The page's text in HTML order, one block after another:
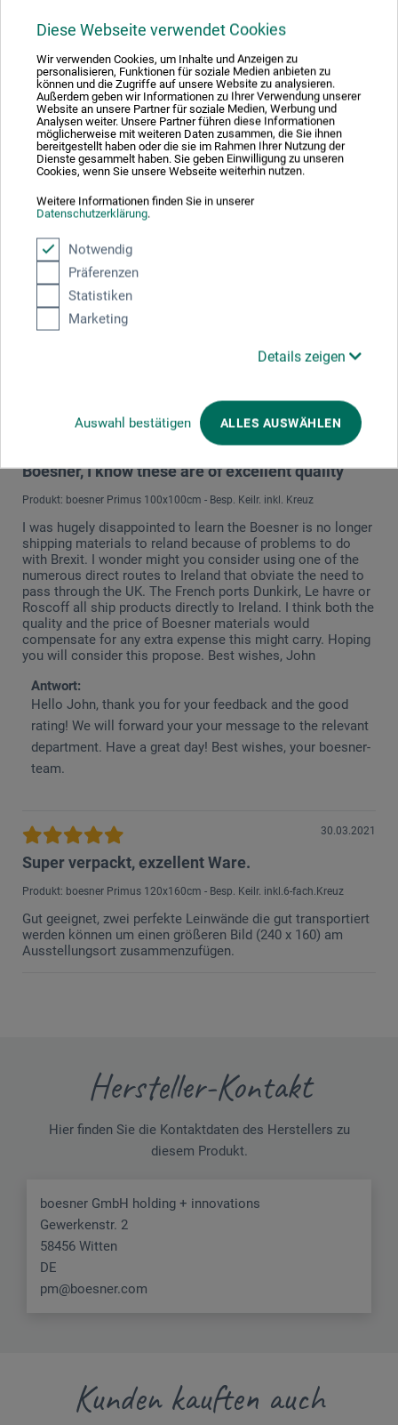
Diese Webseite verwendet Cookies
Wir verwenden Cookies, um Inhalte und Anzeigen zu
personalisieren, Funktionen für soziale Medien anbieten zu
können und die Zugriffe auf unsere Website zu analysieren.
Außerdem geben wir Informationen zu Ihrer Verwendung unserer
Website an unsere Partner für soziale Medien, Werbung und
Analysen weiter. Unsere Partner führen diese Informationen
möglicherweise mit weiteren Daten zusammen, die Sie ihnen
bereitgestellt haben oder die sie im Rahmen Ihrer Nutzung der
Dienste gesammelt haben. Sie geben Einwilligung zu unseren
Cookies, wenn Sie unsere Webseite weiterhin nutzen.
Weitere Informationen finden Sie in unserer
Datenschutzerklärung.
Notwendig
Präferenzen
Statistiken
Marketing
Details zeigen
Auswahl bestätigen ALLES AUSWÄHLEN
Sortierung:
5 Sterne
2
4 Sterne
0
3 Sterne
1 Sterne
Produkt bewerten
Sagen Sie Ihre Meinung zu diesem Produkt
JETZT PRODUKT BEWERTEN
05.04.2021
Never delivered, but from past experience with
Boesner, I know these are of excellent quality
Produkt: boesner Primus 100x100cm - Besp. Keilr. inkl. Kreuz
I was hugely disappointed to learn the Boesner is no longer
shipping materials to reland because of problems to do
with Brexit. I wonder might you consider using one of the
numerous direct routes to Ireland that obviate the need to
pass through the UK. The French ports Dunkirk, Le havre or
Roscoff all ship products directly to Ireland. I think both the
quality and the price of Boesner materials would
compensate for any extra expense this might carry. Hoping
you will consider this propose. Best wishes, John
Antwort:
Hello John, thank you for your feedback and the good
rating! We will forward your your message to the relevant
department. Have a great day! Best wishes, your boesner-
team.
30.03.2021
Super verpackt, exzellent Ware.
Produkt: boesner Primus 120x160cm - Besp. Keilr. inkl.6-fach.Kreuz
Gut geeignet, zwei perfekte Leinwände die gut transportiert
werden können um einen größeren Bild (240 x 160) am
Ausstellungsort zusammenzufügen.
Hersteller-Kontakt
Hier finden Sie die Kontaktdaten des Herstellers zu
diesem Produkt.
boesner GmbH holding + innovations
Gewerkenstr. 2
58456 Witten
DE
pm@boesner.com
Kunden kauften auch